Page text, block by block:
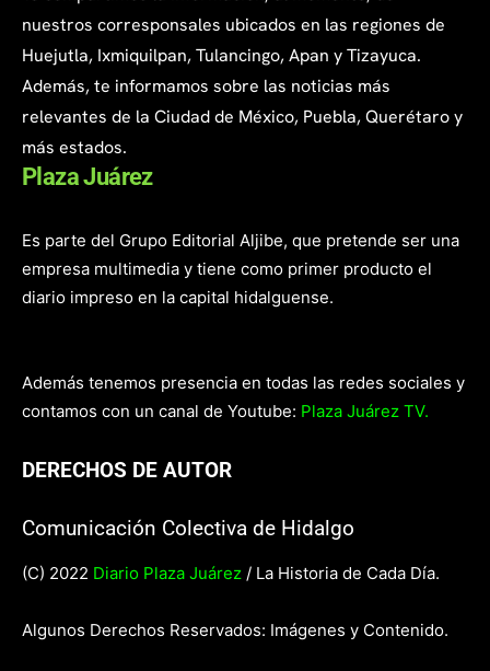
nuestros corresponsales ubicados en las regiones de
Huejutla, Ixmiquilpan, Tulancingo, Apan y Tizayuca.
Además, te informamos sobre las noticias más
relevantes de la Ciudad de México, Puebla, Querétaro y
más estados.
Plaza Juárez
Es parte del Grupo Editorial Aljibe, que pretende ser una
empresa multimedia y tiene como primer producto el
diario impreso en la capital hidalguense.
Además tenemos presencia en todas las redes sociales y
contamos con un canal de Youtube: Plaza Juárez TV.
DERECHOS DE AUTOR
Comunicación Colectiva de Hidalgo
(C) 2022 Diario Plaza Juárez / La Historia de Cada Día.
Algunos Derechos Reservados: Imágenes y Contenido.